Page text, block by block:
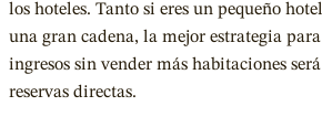
los hoteles. Tanto si eres un pequeño
una gran cadena, la mejor estrategia
ingresos sin vender más habitaciones
reservas directas.